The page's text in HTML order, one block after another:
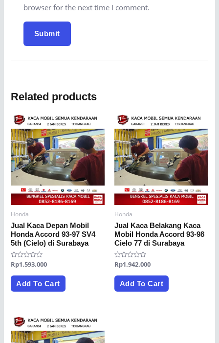
browser for the next time I comment.
Related products
Honda
Jual Kaca Depan Mobil
Honda Accord 93-97 SV4
5th (Cielo) di Surabaya
Rated
out
Rp1.593.000
Add To Cart
Honda
Jual Kaca Belakang Kaca
Mobil Honda Accord 93-98
Cielo 77 di Surabaya
Rated
out
Rp1.942.000
Add To Cart